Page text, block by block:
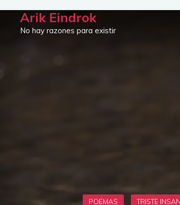
Saltar
Arik Eindrok
No hay razones para existir